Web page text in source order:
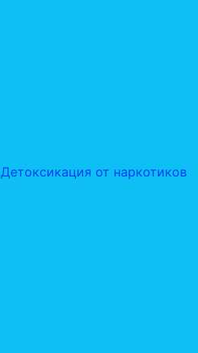
Детоксикация от наркотиков